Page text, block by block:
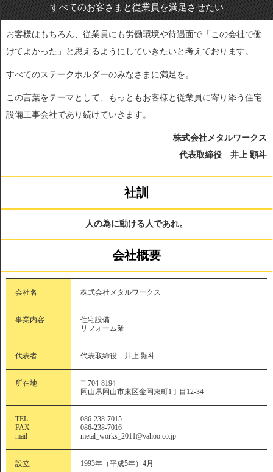
すべてのお客さまと従業員を満足させたい
お客様はもちろん、従業員にも労働環境や待遇面で「この会社で働
けてよかった」と思えるようにしていきたいと考えております。
すべてのステークホルダーのみなさまに満足を。
この言葉をテーマとして、もっともお客様と従業員に寄り添う住宅
設備工事会社であり続けていきます。
株式会社メタルワークス
代表取締役 井上 顕斗
社訓
人の為に動ける人であれ。
会社概要
会社名 株式会社メタルワークス
事業内容
住宅設備
リフォーム業
代表者 代表取締役 井上 顕斗
所在地
〒704-8194
岡山県岡山市東区金岡東町1丁目12-34
TEL
FAX
mail
086-238-7015
086-238-7016
metal_works_2011@yahoo.co.jp
設立 1993年（平成5年）4月